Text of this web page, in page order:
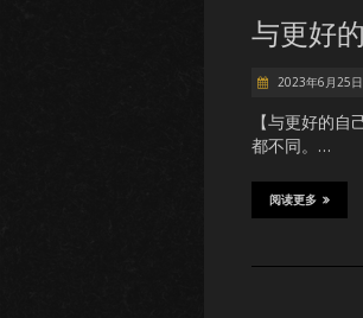
与更好
2023年6月25日
【与更好的
都不同。…
阅读更多